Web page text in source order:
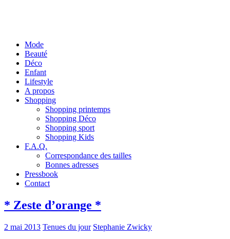
Mode
Beauté
Déco
Enfant
Lifestyle
A propos
Shopping
Shopping printemps
Shopping Déco
Shopping sport
Shopping Kids
F.A.Q.
Correspondance des tailles
Bonnes adresses
Pressbook
Contact
* Zeste d’orange *
2 mai 2013 Tenues du jour Stephanie Zwicky